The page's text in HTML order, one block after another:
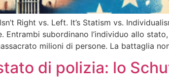
Right vs. Left. It’s Statism vs.
Entrambi subordinano l’individuo allo
milioni di persone. La battaglia
di polizia: lo